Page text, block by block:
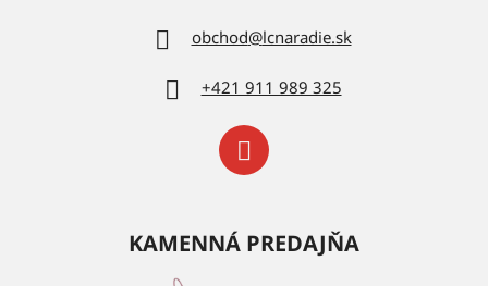
obchod@lcnaradie.sk
+421 911 989 325
KAMENNÁ PREDAJŇA